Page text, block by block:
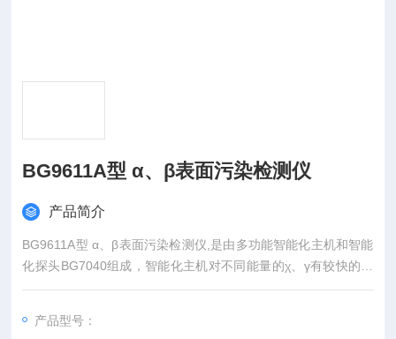
BG9611A型 α、β表面污染检测仪
产品简介
BG9611A型 α、β表面污染检测仪,是由多功能智能化主机和智能
化探头BG7040组成，智能化主机对不同能量的χ、γ有较快的响
应速度，可当巡测仪或个人剂量仪使用。
产品型号：